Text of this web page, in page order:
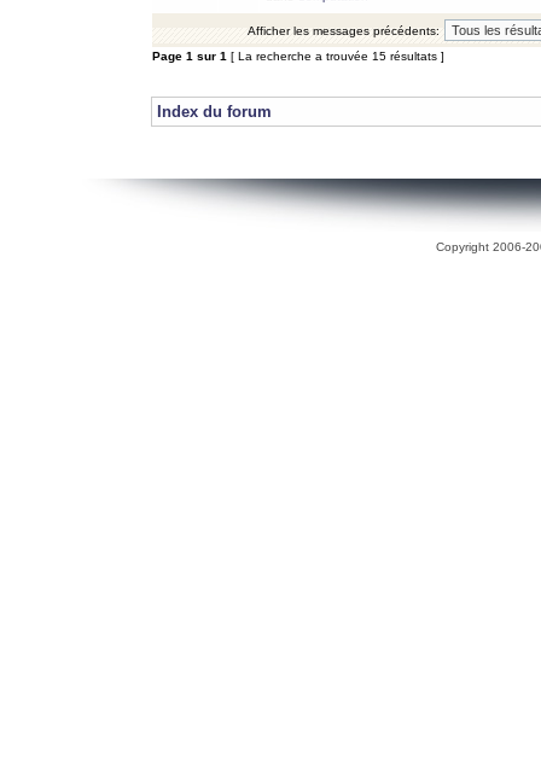
Afficher les messages précédents:
Page 1 sur 1 [ La recherche a trouvée 15 résultats ]
Index du forum
Copyright 2006-